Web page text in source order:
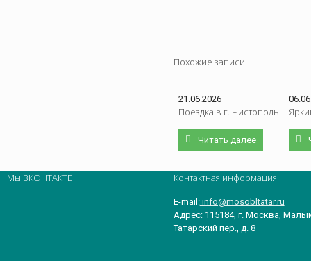
Похожие записи
21.06.2026
Поездка в г. Чистополь
Читать далее
Мы ВКОНТАКТЕ Контактная информация
E-mail:info@mosobltatar.ru
Адрес: 115184, г. Москва,
Татарский пер., д. 8